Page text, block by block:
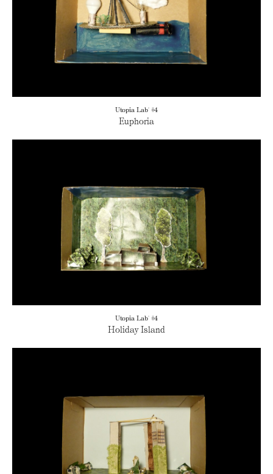
Utopia Lab' #4
Euphoria
Utopia Lab' #4
Holiday Island